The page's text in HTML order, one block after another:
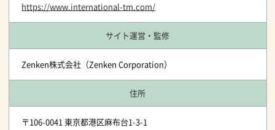
https://www.international-tm.com/
サイト運営・監修
Zenken株式会社（Zenken Corporation）
住所
〒106-0041 東京都港区麻布台1-3-1